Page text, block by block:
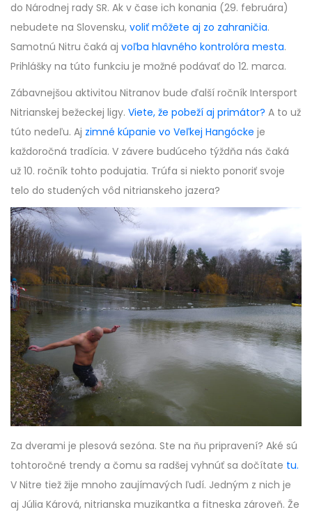
do Národnej rady SR. Ak v čase ich konania (29. februára)
nebudete na Slovensku, voliť môžete aj zo zahraničia.
Samotnú Nitru čaká aj voľba hlavného kontrolóra mesta.
Prihlášky na túto funkciu je možné podávať do 12. marca.
Zábavnejšou aktivitou Nitranov bude ďalší ročník Intersport
Nitrianskej bežeckej ligy. Viete, že pobeží aj primátor? A to už
túto nedeľu. Aj zimné kúpanie vo Veľkej Hangócke je
každoročná tradícia. V závere budúceho týždňa nás čaká
už 10. ročník tohto podujatia. Trúfa si niekto ponoriť svoje
telo do studených vôd nitrianskeho jazera?
Za dverami je plesová sezóna. Ste na ňu pripravení? Aké sú
tohtoročné trendy a čomu sa radšej vyhnúť sa dočítate tu.
V Nitre tiež žije mnoho zaujímavých ľudí. Jedným z nich je
aj Júlia Kárová, nitrianska muzikantka a fitneska zároveň. Že